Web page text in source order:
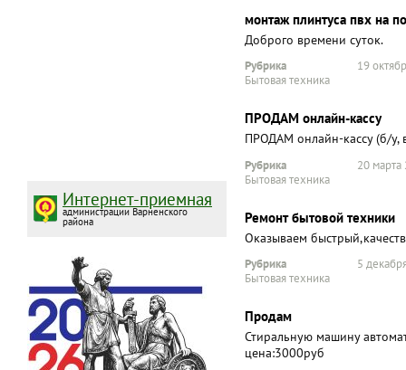
монтаж плинтуса пвх на
Доброго времени суток.
Рубрика
Бытовая техника
19
ПРОДАМ онлайн-кассу
ПРОДАМ онлайн-кассу (б/у,
Рубрика
Бытовая техника
20 марта
Ремонт бытовой техники
Оказываем
Рубрика
Бытовая техника
5
Продам
Стиральную машину
цена:3000руб
Интернет-приемная
администрации Варненского
района